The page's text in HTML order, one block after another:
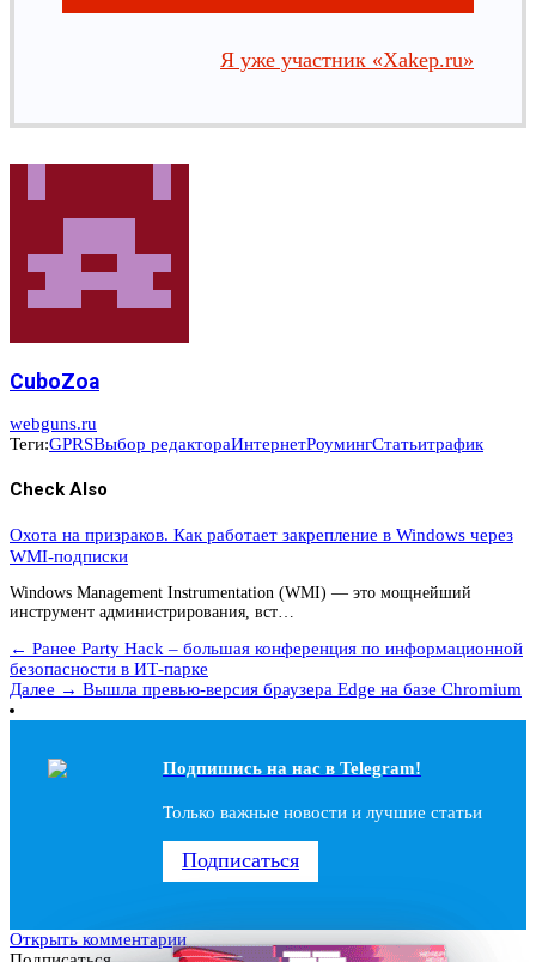
Я уже участник «Xakep.ru»
CuboZoa
webguns.ru
Теги:GPRSВыбор редактораИнтернетРоумингСтатьитрафик
Check Also
Охота на призраков. Как работает закрепление в Windows через
WMI-подписки
Windows Management Instrumentation (WMI) — это мощнейший
инструмент администрирования, вст…
← Ранее Party Hack – большая конференция по информационной
безопасности в ИТ-парке
Далее → Вышла превью-версия браузера Edge на базе Chromium
Подпишись на наc в Telegram!
Только важные новости и лучшие статьи
Подписаться
Открыть комментарии